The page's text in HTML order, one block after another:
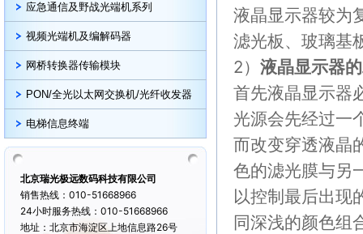
应急通信及野战光端机系列
视频光端机及编解码器
网桥转换器传输模块
PON/全光以太网交换机/光纤收发器
电梯信息终端
北京瑞光极远数码科技有限公司
销售热线：010-51668966
24小时服务热线：010-51668966
地址：北京市海淀区上地信息路26号
液晶显示器较为
滤光板、玻璃基
2） 液晶显示器
首先液晶显示器
光源会先经过一
而改变穿透液晶
色的滤光膜与另
以控制最后出现
同深浅的颜色组